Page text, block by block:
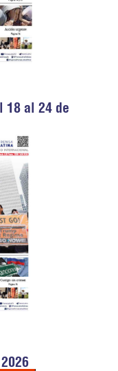
18 al 24 de